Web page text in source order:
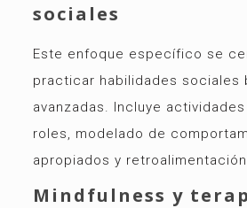
sociales
Este enfoque específico se
practicar habilidades sociales
avanzadas. Incluye
roles, modelado de
apropiados y
Mindfulness y